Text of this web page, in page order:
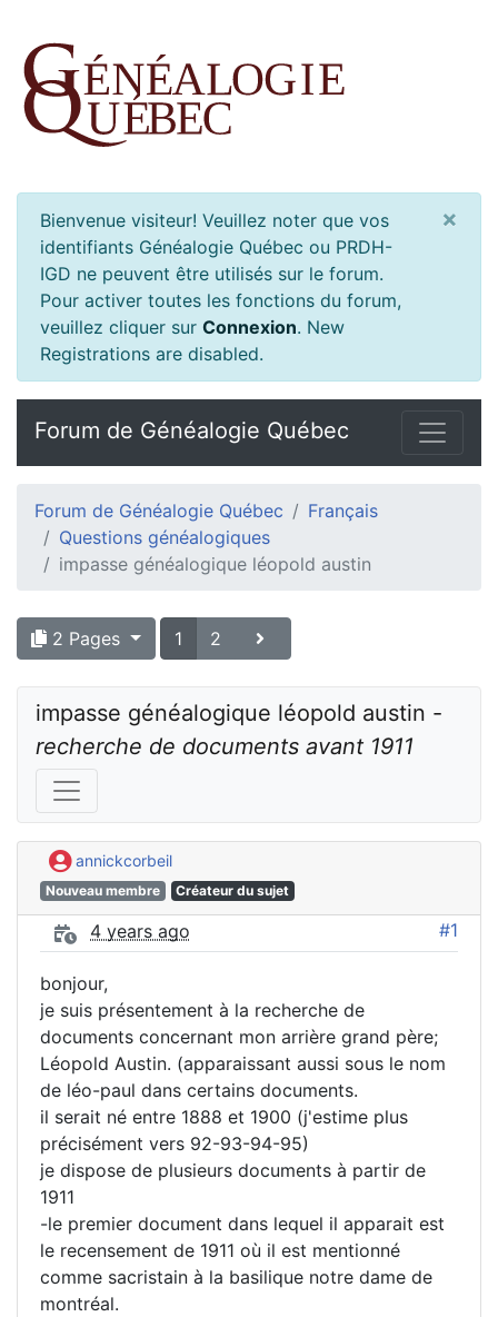
Bienvenue visiteur! Veuillez noter que vos
identifiants Généalogie Québec ou PRDH-
IGD ne peuvent être utilisés sur le forum.
Pour activer toutes les fonctions du forum,
veuillez cliquer sur Connexion. New
Registrations are disabled.
×
Forum de Généalogie Québec
Forum de Généalogie Québec
Français
Questions généalogiques
impasse généalogique léopold austin
2 Pages 1 2
recherche de documents avant 1911
annickcorbeil
Nouveau membre Créateur du sujet
4 years ago #1
bonjour,
je suis présentement à la recherche de
documents concernant mon arrière grand père;
Léopold Austin. (apparaissant aussi sous le nom
de léo-paul dans certains documents.
il serait né entre 1888 et 1900 (j'estime plus
précisément vers 92-93-94-95)
je dispose de plusieurs documents à partir de
1911
-le premier document dans lequel il apparait est
le recensement de 1911 où il est mentionné
comme sacristain à la basilique notre dame de
montréal.